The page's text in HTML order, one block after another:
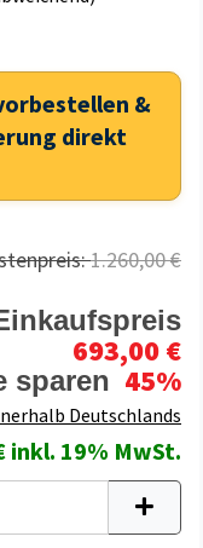
&
direkt
1.260,00 €
693,00 €
sparen 45%
Deutschlands
inkl. 19% MwSt.